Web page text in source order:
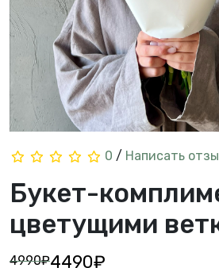
0 / Написать
Букет-
цветущими
4990₽4490₽